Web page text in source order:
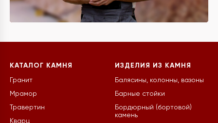
КАТАЛОГ КАМНЯ
Гранит
Мрамор
Травертин
Кварц
ИЗДЕЛИЯ ИЗ КАМНЯ
Балясины, колонны, вазоны
Барные стойки
Бордюрный (бортовой)
камень